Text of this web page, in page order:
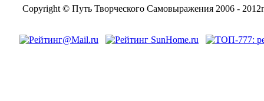
Copyright © Путь Творческого Самовыражения 2006 -